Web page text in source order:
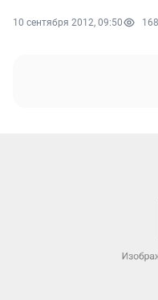
10 сентября 2012, 09:50 168